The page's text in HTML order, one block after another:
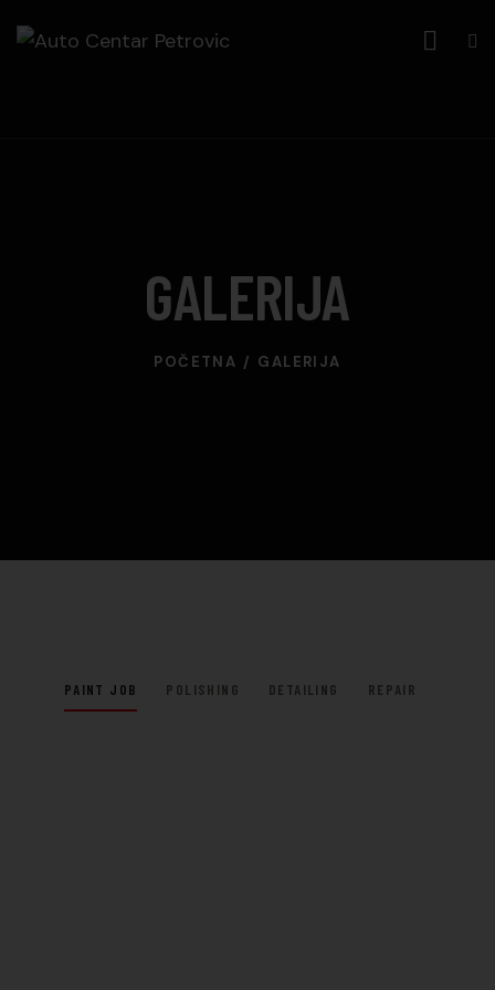
GALERIJA
POČETNA GALERIJA
PAINT JOB POLISHING DETAILING REPAIR